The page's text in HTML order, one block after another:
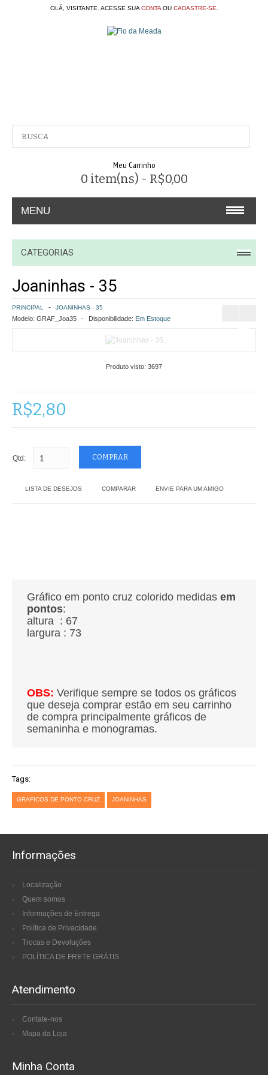
OLÁ, VISITANTE. ACESSE SUA CONTAOU CADASTRE-SE
Meu Carrinho
0 item(ns) - R$0,00
MENU
A EMPRESA
CONTATO
COMO COMPRAR
POLÍTICA DE FRETE GRÁTIS
CONTATO
CATEGORIAS
Joaninhas - 35
PRINCIPAL JOANINHAS - 35
Modelo: GRAF_Joa35 Disponibilidade: Em Estoque
Produto visto: 3697
R$2,80
Qtd:
LISTA DE DESEJOS COMPARAR ENVIE PARA UM AMIGO
Gráfico em ponto cruz colorido medidas em
pontos:
altura : 67
largura : 73
OBS: Verifique sempre se todos os gráficos
que deseja comprar estão em seu carrinho
de compra principalmente gráficos de
semaninha e monogramas.
Tags:
GRAFICOS DE PONTO CRUZ JOANINHAS
Informações
Localização
Quem somos
Informações de Entrega
Política de Privacidade
Trocas e Devoluções
POLÍTICA DE FRETE GRÁTIS
Atendimento
Contate-nos
Mapa da Loja
Minha Conta